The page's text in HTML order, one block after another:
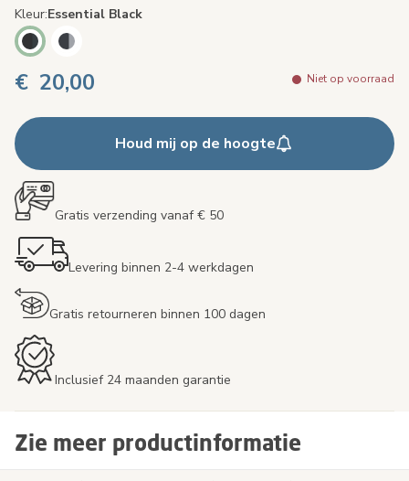
Kleur Essential Black
€ 20,00 Niet op voorraad
Houd mij op de hoogte
Gratis verzending vanaf € 50
Levering binnen 2-4 werkdagen
Gratis retourneren binnen 100 dagen
Inclusief 24 maanden garantie
Zie meer productinformatie